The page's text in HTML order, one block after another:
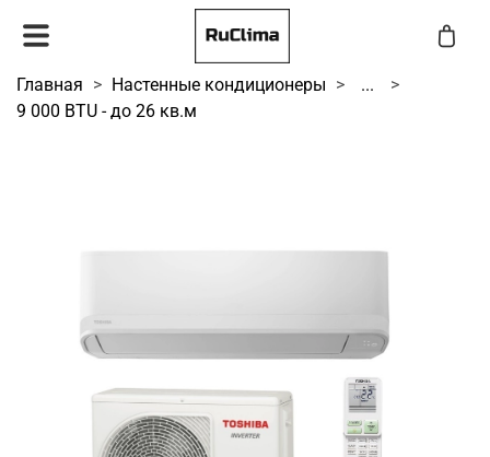
Главная Настенные кондиционеры
...
9 000 BTU - до 26 кв.м